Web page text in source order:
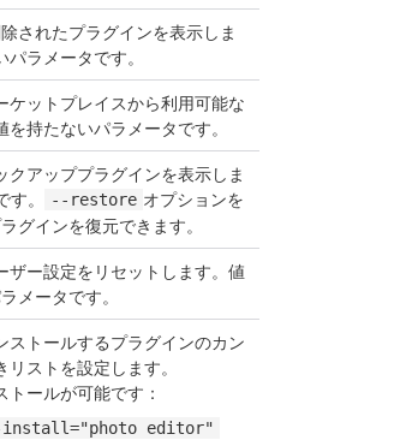
されたプラグインを表示しま
ラメータです。
ケットプレイスから利用可能な
持たないパラメータです。
アッププラグインを表示しま
。
--restore オプションを
グインを復元できます。
ザー設定をリセットします。値
メータです。
ストールするプラグインのカン
ストを設定します。
ールが可能です：
editor"